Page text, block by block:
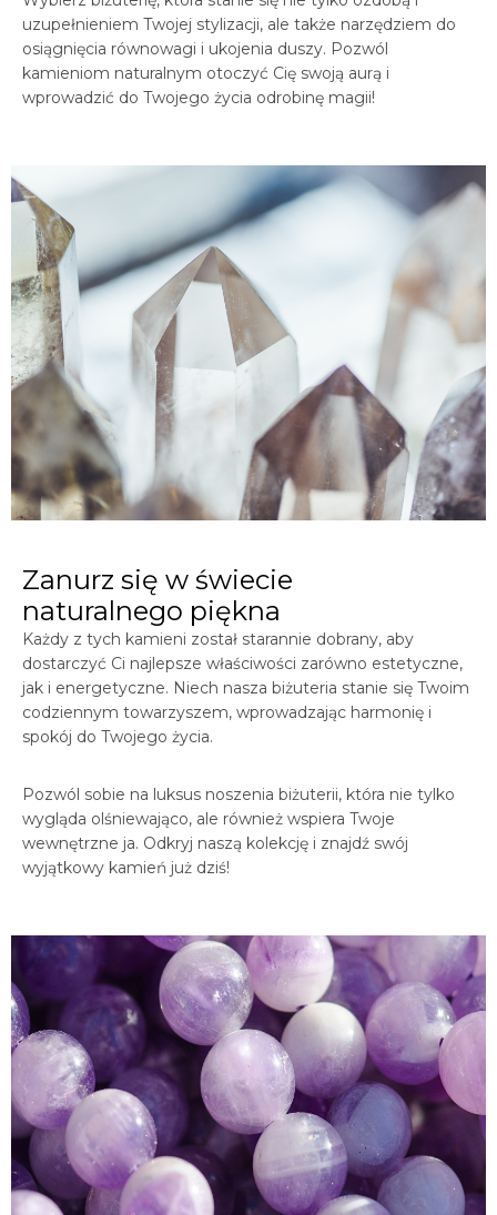
uzupełnieniem Twojej stylizacji, ale także narzędziem do
osiągnięcia równowagi i ukojenia duszy. Pozwól
kamieniom naturalnym otoczyć Cię swoją aurą i
wprowadzić do Twojego życia odrobinę magii!
Zanurz się w świecie
naturalnego piękna
Każdy z tych kamieni został starannie dobrany, aby
dostarczyć Ci najlepsze właściwości zarówno estetyczne,
jak i energetyczne. Niech nasza biżuteria stanie się Twoim
codziennym towarzyszem, wprowadzając harmonię i
spokój do Twojego życia.
Pozwól sobie na luksus noszenia biżuterii, która nie tylko
wygląda olśniewająco, ale również wspiera Twoje
wewnętrzne ja. Odkryj naszą kolekcję i znajdź swój
wyjątkowy kamień już dziś!